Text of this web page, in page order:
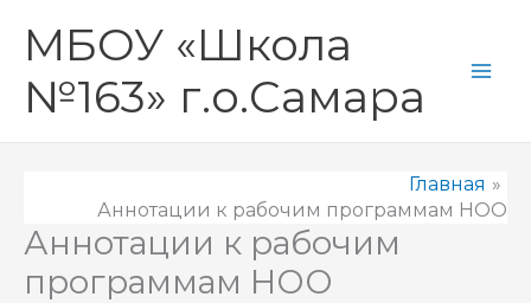
МБОУ «Школа
№163» г.о.Самара
Главная
Аннотации к рабочим программам НОО
Аннотации к рабочим
программам НОО